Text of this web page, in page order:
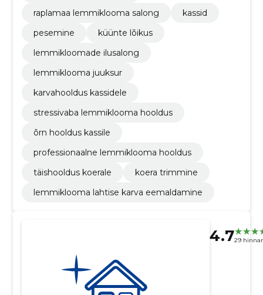
raplamaa lemmiklooma salong
kassid
pesemine
küünte lõikus
lemmikloomade ilusalong
lemmiklooma juuksur
karvahooldus kassidele
stressivaba lemmiklooma hooldus
õrn hooldus kassile
professionaalne lemmiklooma hooldus
täishooldus koerale
koera trimmine
lemmiklooma lahtise karva eemaldamine
4.729